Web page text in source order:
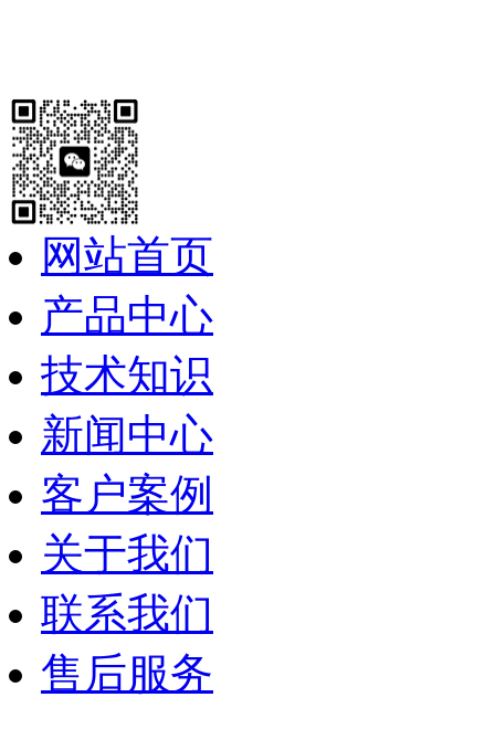
网站首页
产品中心
技术知识
新闻中心
客户案例
关于我们
联系我们
售后服务